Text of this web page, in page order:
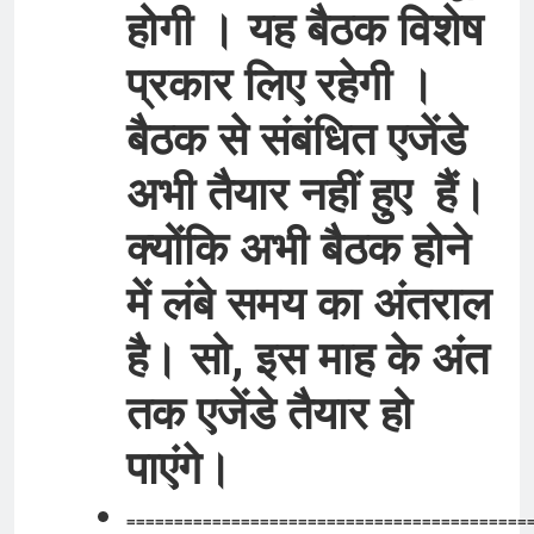
होगी । यह बैठक विशेष
प्रकार लिए रहेगी ।
बैठक से संबंधित एजेंडे
अभी तैयार नहीं हुए हैं।
क्योंकि अभी बैठक होने
में लंबे समय का अंतराल
है। सो, इस माह के अंत
तक एजेंडे तैयार हो
पाएंगे।